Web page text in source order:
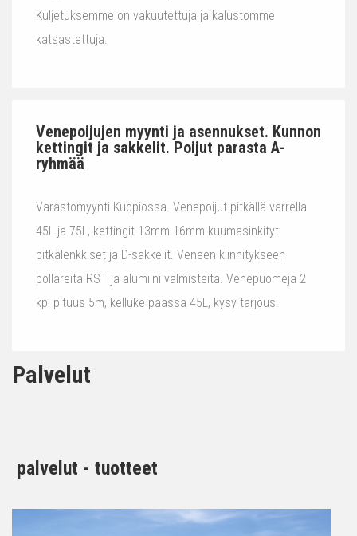
Kuljetuksemme on vakuutettuja ja kalustomme
katsastettuja.
Venepoijujen myynti ja asennukset. Kunnon
kettingit ja sakkelit. Poijut parasta A-
ryhmää
Varastomyynti Kuopiossa. Venepoijut pitkällä varrella
45L ja 75L, kettingit 13mm-16mm kuumasinkityt
pitkälenkkiset ja D-sakkelit. Veneen kiinnitykseen
pollareita RST ja alumiini valmisteita. Venepuomeja 2
kpl pituus 5m, kelluke päässä 45L, kysy tarjous!
Palvelut
palvelut - tuotteet